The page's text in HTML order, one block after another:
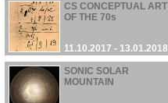
CS CONCEPTUAL ART
OF THE 70s
11.10.2017 - 13.01.2018
SONIC SOLAR
MOUNTAIN